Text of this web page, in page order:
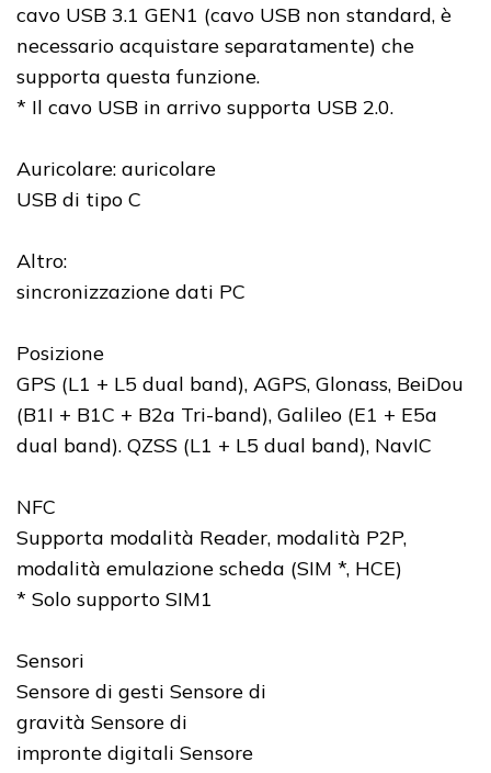
cavo USB 3.1 GEN1 (cavo USB non standard, è
necessario acquistare separatamente) che
supporta questa funzione.
* Il cavo USB in arrivo supporta USB 2.0.
Auricolare: auricolare
USB di tipo C
Altro:
sincronizzazione dati PC
Posizione
GPS (L1 + L5 dual band), AGPS, Glonass, BeiDou
(B1I + B1C + B2a Tri-band), Galileo (E1 + E5a
dual band). QZSS (L1 + L5 dual band), NavIC
NFC
Supporta modalità Reader, modalità P2P,
modalità emulazione scheda (SIM *, HCE)
* Solo supporto SIM1
Sensori
Sensore di gesti Sensore di
gravità Sensore di
impronte digitali Sensore